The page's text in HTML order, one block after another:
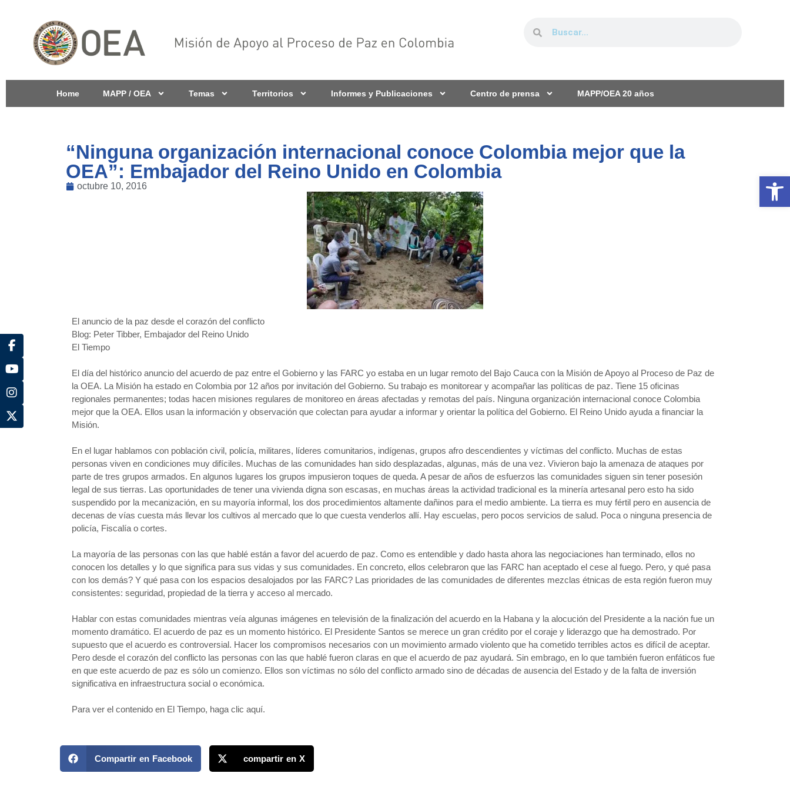
Home MAPP / OEA Temas Territorios Informes y Publicaciones Centro de prensa MAPP/OEA 20 años
“Ninguna organización internacional conoce Colombia mejor que la
OEA”: Embajador del Reino Unido en Colombia
octubre 10, 2016
El anuncio de la paz desde el corazón del conflicto
Blog: Peter Tibber, Embajador del Reino Unido
El Tiempo
El día del histórico anuncio del acuerdo de paz entre el Gobierno y las FARC yo estaba en un lugar remoto del Bajo Cauca con la Misión de Apoyo al Proceso de Paz de
la OEA. La Misión ha estado en Colombia por 12 años por invitación del Gobierno. Su trabajo es monitorear y acompañar las políticas de paz. Tiene 15 oficinas
regionales permanentes; todas hacen misiones regulares de monitoreo en áreas afectadas y remotas del país. Ninguna organización internacional conoce Colombia
mejor que la OEA. Ellos usan la información y observación que colectan para ayudar a informar y orientar la política del Gobierno. El Reino Unido ayuda a financiar la
Misión.
En el lugar hablamos con población civil, policía, militares, líderes comunitarios, indígenas, grupos afro descendientes y víctimas del conflicto. Muchas de estas
personas viven en condiciones muy difíciles. Muchas de las comunidades han sido desplazadas, algunas, más de una vez. Vivieron bajo la amenaza de ataques por
parte de tres grupos armados. En algunos lugares los grupos impusieron toques de queda. A pesar de años de esfuerzos las comunidades siguen sin tener posesión
legal de sus tierras. Las oportunidades de tener una vivienda digna son escasas, en muchas áreas la actividad tradicional es la minería artesanal pero esto ha sido
suspendido por la mecanización, en su mayoría informal, los dos procedimientos altamente dañinos para el medio ambiente. La tierra es muy fértil pero en ausencia de
decenas de vías cuesta más llevar los cultivos al mercado que lo que cuesta venderlos allí. Hay escuelas, pero pocos servicios de salud. Poca o ninguna presencia de
policía, Fiscalía o cortes.
La mayoría de las personas con las que hablé están a favor del acuerdo de paz. Como es entendible y dado hasta ahora las negociaciones han terminado, ellos no
conocen los detalles y lo que significa para sus vidas y sus comunidades. En concreto, ellos celebraron que las FARC han aceptado el cese al fuego. Pero, y qué pasa
con los demás? Y qué pasa con los espacios desalojados por las FARC? Las prioridades de las comunidades de diferentes mezclas étnicas de esta región fueron muy
consistentes: seguridad, propiedad de la tierra y acceso al mercado.
Hablar con estas comunidades mientras veía algunas imágenes en televisión de la finalización del acuerdo en la Habana y la alocución del Presidente a la nación fue un
momento dramático. El acuerdo de paz es un momento histórico. El Presidente Santos se merece un gran crédito por el coraje y liderazgo que ha demostrado. Por
supuesto que el acuerdo es controversial. Hacer los compromisos necesarios con un movimiento armado violento que ha cometido terribles actos es difícil de aceptar.
Pero desde el corazón del conflicto las personas con las que hablé fueron claras en que el acuerdo de paz ayudará. Sin embrago, en lo que también fueron enfáticos fue
en que este acuerdo de paz es sólo un comienzo. Ellos son víctimas no sólo del conflicto armado sino de décadas de ausencia del Estado y de la falta de inversión
significativa en infraestructura social o económica.
Para ver el contenido en El Tiempo, haga clic aquí.
Compartir en Facebook compartir en X